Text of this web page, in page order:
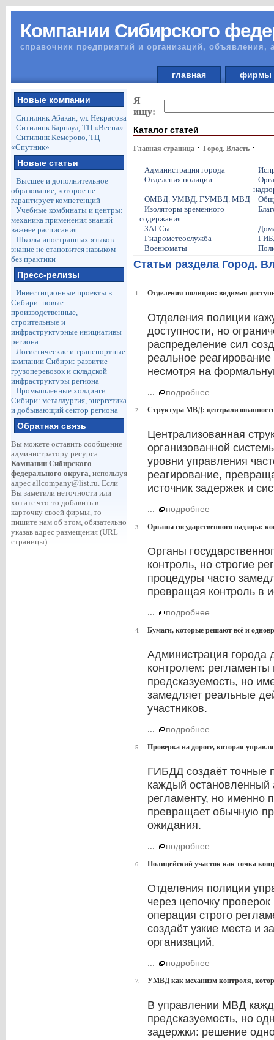
Компании Сибирского
справочник предприятий и организаций, объявления,
главная
Новые компании
Ситилинк Абакан, ул. Некрасова
Ситилинк Барнаул, ТЦ «Весна»
Ситилинк Кемерово, ТЦ
«Спутник»
Новые статьи
Высшее и дополнительное
образование, которое не
гарантирует компетенций
Учебные комбинаты и центры:
механика применения знаний
важнее расписания
Школы иностранных языков:
знание не становится навыком
без практики
Пресс-релизы
Инвестиционные проекты в
Сибири: новые
производственные,
строительные и
инфраструктурные инициативы
региона
Логистические и транспортные
компании Сибири: развитие
грузоперевозок и складской
инфраструктуры региона
Промышленные холдинги
Сибири: металлургия, энергетика
и добывающий сектор региона
Обратная связь
Вы можете оставить сообщение
администратору ресурса
Компании Сибирского
федерального округа, используя
адрес allcompany@list.ru. Если
Вы заметили неточности или
хотите что-то добавить в
карточку своей фирмы, то
пишите нам об этом, обязательно
указав адрес размещения (URL
страницы).
Я
ищу:
Каталог статей
Главная страница Город. Власть
Администрация города
Отделения полиции
ОМВД. УМВД. ГУМВД. МВД
Изоляторы временного
содержания
ЗАГСы
Гидрометеослужба
Военкоматы
Статьи раздела Город.
1. Отделения полиции: видимая
Отделения полиции
доступности, но
распределение сил
реальное
несмотря на
... подробнее
2. Структура МВД:
Централизованная
организованной
уровни управления
реагирование,
источник задержек и
... подробнее
3. Органы государственного надзора:
Органы
контроль, но строгие
процедуры часто
превращая контроль в
... подробнее
4. Бумаги, которые решают всё и
Администрация города
контролем:
предсказуемость, но
замедляет реальные
участников.
... подробнее
5. Проверка на дороге, которая
ГИБДД создаёт точные
каждый остановленный
регламенту, но именно
превращает обычную
ожидания.
... подробнее
6. Полицейский участок как точка
Отделения полиции
через цепочку
операция строго
создаёт узкие места и
организаций.
... подробнее
7. УМВД как механизм контроля,
В управлении МВД
предсказуемость, но
задержки: решение